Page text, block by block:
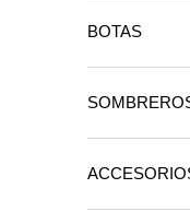
BOTAS